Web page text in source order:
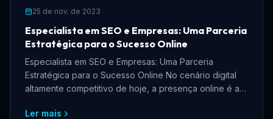
25 de nov. de 2023
Especialista em SEO e Empresas: Uma Parceria
Estratégica para o Sucesso Online
Especialista em SEO e Empresas: Uma Parceria
Estratégica para o Sucesso Online No cenário digital
altamente competitivo de hoje, a presença online é a
Ler mais